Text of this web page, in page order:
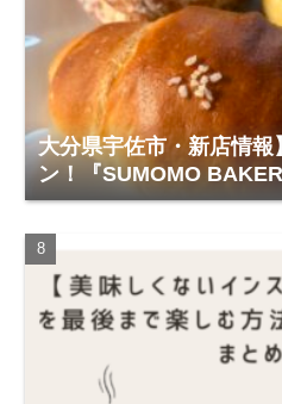
大分県宇佐市・新店情報
ン！『SUMOMO
ー）』レビュー